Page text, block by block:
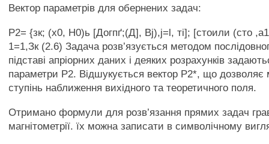
Вектор параметрів для обернених задач:
Р2= {зк; (х0, Н0)ь [Догпґ;(Д], Bj),j=l, ті]; [стоили (сто
1=1,Зк (2.6) Задача розв’язується методом
підставі апріорних даних і деяких розрахунків
параметри Р2. Відшукується вектор Р2*, що дозволяє
ступінь наближення вихідного та теоретичного поля.
Отримано формули для розв’язання прямих задач
магнітометрії. їх можна записати в символічному